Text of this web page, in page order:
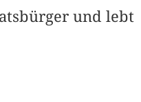
und lebt